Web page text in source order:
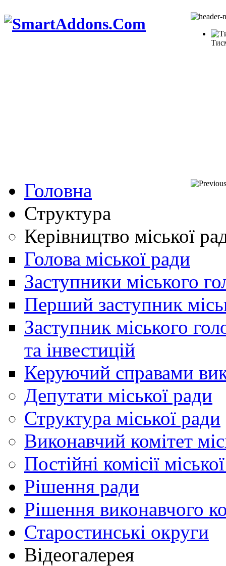
Головна
Структура
Керівництво міської
Голова міської ради
Заступники міського
Перший заступник
Заступник міського
та інвестицій
Керуючий справами
Депутати міської ради
Структура міської ради
Виконавчий комітет
Постійні комісії
Рішення ради
Рішення виконавчого
Старостинські округи
Відеогалерея